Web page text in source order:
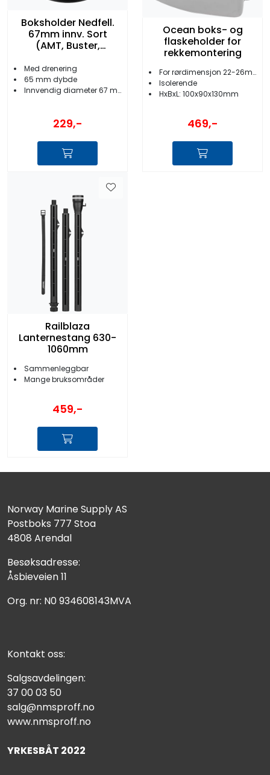
Boksholder Nedfell.
67mm innv. Sort
(AMT, Buster,
Med drenering
65 mm dybde
Innvendig diameter 67 mm
229,-
Ocean boks- og
flaskeholder for
rekkemontering
For rørdimensjon 22-26mm
Isolerende
HxBxL: 100x90x130mm
469,-
Railblaza
Lanternestang 630-
1060mm
Sammenleggbar
Mange bruksområder
459,-
Norway Marine Supply AS
Postboks 777 Stoa
4808 Arendal
Besøksadresse:
Åsbieveien 11
Org. nr: N0 934608143MVA
Kontakt oss:
Salgsavdelingen:
37 00 03 50
salg@nmsproff.no
www.nmsproff.no
YRKESBÅT 2022